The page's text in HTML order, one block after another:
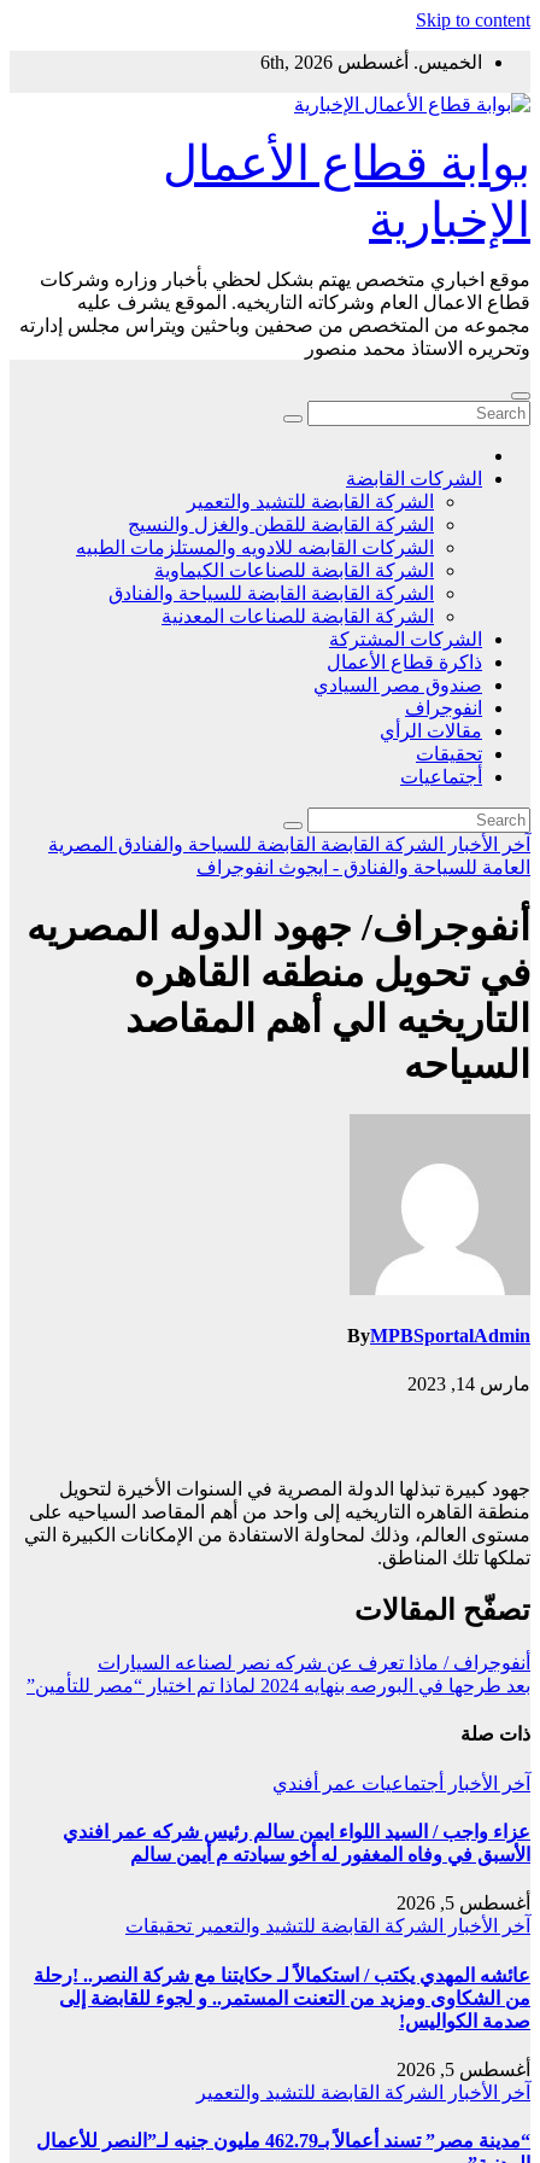
Skip to content
الخميس. أغسطس 6th, 2026
بوابة قطاع الأعمال
الإخبارية
موقع اخباري متخصص يهتم بشكل لحظي بأخبار وزاره وشركات
قطاع الاعمال العام وشركاته التاريخيه. الموقع يشرف عليه
مجموعه من المتخصص من صحفين وباحثين ويتراس مجلس إدارته
وتحريره الاستاذ محمد منصور
الشركات القابضة
الشركة القابضة للتشيد والتعمير
الشركة القابضة للقطن والغزل والنسيج
الشركات القابضه للادويه والمستلزمات الطبيه
الشركة القابضة للصناعات الكيماوية
الشركة القابضة القابضة للسياحة والفنادق
الشركة القابضة للصناعات المعدنية
الشركات المشتركة
ذاكرة قطاع الأعمال
صندوق مصر السيادي
انفوجراف
مقالات الرأي
تحقيقات
أجتماعيات
آخر الأخبار الشركة القابضة القابضة للسياحة والفنادق المصرية
العامة للسياحة والفنادق - ايجوث انفوجراف
أنفوجراف/ جهود الدوله المصريه
في تحويل منطقه القاهره
التاريخيه الي أهم المقاصد
السياحه
ByMPBSportalAdmin
مارس 14, 2023
جهود كبيرة تبذلها الدولة المصرية في السنوات الأخيرة لتحويل
منطقة القاهره التاريخيه إلى واحد من أهم المقاصد السياحيه على
مستوى العالم، وذلك لمحاولة الاستفادة من الإمكانات الكبيرة التي
تملكها تلك المناطق.
تصفّح المقالات
أنفوجراف / ماذا تعرف عن شركه نصر لصناعه السيارات
بعد طرحها في البورصه بنهايه 2024 لماذا تم اختيار “مصر للتأمين”
ذات صلة
آخر الأخبار أجتماعيات عمر أفندي
عزاء واجب / السيد اللواء ايمن سالم رئيس شركه عمر افندي
الأسبق في وفاه المغفور له أخو سيادته م أيمن سالم
أغسطس 5, 2026
آخر الأخبار
الشركة القابضة للتشيد والتعمير تحقيقات
عائشه المهدي يكتب / استكمالاً لـ حكايتنا مع شركة النصر.. !رحلة
من الشكاوى ومزيد من التعنت المستمر.. و لجوء للقابضة إلى
صدمة الكواليس!
أغسطس 5, 2026
آخر الأخبار
الشركة القابضة للتشيد والتعمير
“مدينة مصر” تسند أعمالاً بـ462.79 مليون جنيه لـ”النصر للأعمال